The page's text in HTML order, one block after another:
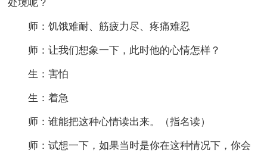
处境呢？
师：饥饿难耐、筋疲力尽、疼痛难忍
师：让我们想象一下，此时他的心情怎样？
生：害怕
生：着急
师：谁能把这种心情读出来。（指名读）
师：试想一下，如果当时是你在这种情况下，你会